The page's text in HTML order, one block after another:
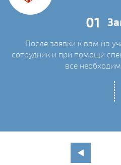
01
После заявки к вам на
сотрудник и при помощи
все